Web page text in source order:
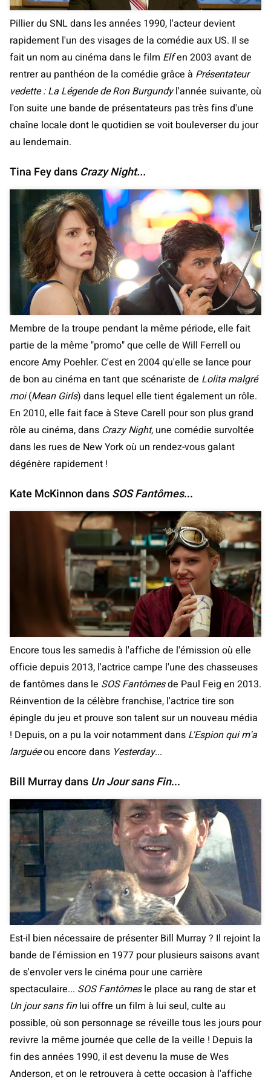
Pillier du SNL dans les années 1990, l'acteur devient
rapidement l'un des visages de la comédie aux US. Il se
fait un nom au cinéma dans le film Elfen 2003 avant de
rentrer au panthéon de la comédie grâce à Présentateur
vedette : La Légende de Ron Burgundyl'année suivante, où
l'on suite une bande de présentateurs pas très fins d'une
chaîne locale dont le quotidien se voit bouleverser du jour
au lendemain.
Tina Fey dans Crazy Night...
Membre de la troupe pendant la même période, elle fait
partie de la même "promo" que celle de Will Ferrell ou
encore Amy Poehler. C'est en 2004 qu'elle se lance pour
de bon au cinéma en tant que scénariste de Lolita malgré
moi(Mean Girls) dans lequel elle tient également un rôle.
En 2010, elle fait face à Steve Carell pour son plus grand
rôle au cinéma, dans Crazy Night, une comédie survoltée
dans les rues de New York où un rendez-vous galant
dégénère rapidement !
Kate McKinnon dansSOS Fantômes...
Encore tous les samedis à l'affiche de l'émission où elle
officie depuis 2013, l'actrice campe l'une des chasseuses
de fantômes dans le SOS Fantômesde Paul Feig en 2013.
Réinvention de la célèbre franchise, l'actrice tire son
épingle du jeu et prouve son talent sur un nouveau média
! Depuis, on a pu la voir notamment dans L'Espion qui m'a
larguéeou encore dans Yesterday...
Bill Murray dans Un Jour sans Fin...
Est-il bien nécessaire de présenter Bill Murray ? Il rejoint la
bande de l'émission en 1977 pour plusieurs saisons avant
de s'envoler vers le cinéma pour une carrière
spectaculaire... SOS Fantômesle place au rang de star et
Un jour sans finlui offre un film à lui seul, culte au
possible, où son personnage se réveille tous les jours pour
revivre la même journée que celle de la veille ! Depuis la
fin des années 1990, il est devenu la muse de Wes
Anderson, et on le retrouvera à cette occasion à l'affiche